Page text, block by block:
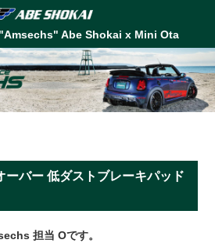
Abe Shokai x Mini Ota
ーバー 低ダストブレーキパッド
担当 Oです。